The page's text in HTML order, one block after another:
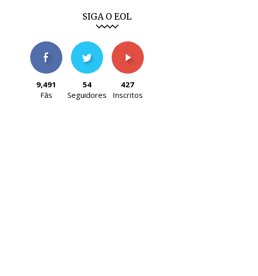
SIGA O EOL
9,491
Fãs
54
Seguidores
427
Inscritos